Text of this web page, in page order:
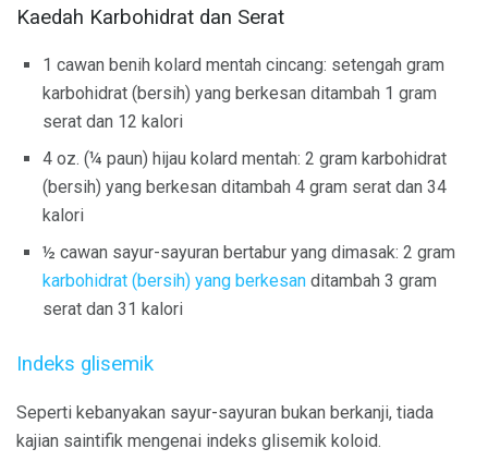
Kaedah Karbohidrat dan Serat
1 cawan benih kolard mentah cincang: setengah gram
karbohidrat (bersih) yang berkesan ditambah 1 gram
serat dan 12 kalori
4 oz. (¼ paun) hijau kolard mentah: 2 gram karbohidrat
(bersih) yang berkesan ditambah 4 gram serat dan 34
kalori
½ cawan sayur-sayuran bertabur yang dimasak: 2 gram
karbohidrat (bersih) yang berkesan ditambah 3 gram
serat dan 31 kalori
Indeks glisemik
Seperti kebanyakan sayur-sayuran bukan berkanji, tiada
kajian saintifik mengenai indeks glisemik koloid.